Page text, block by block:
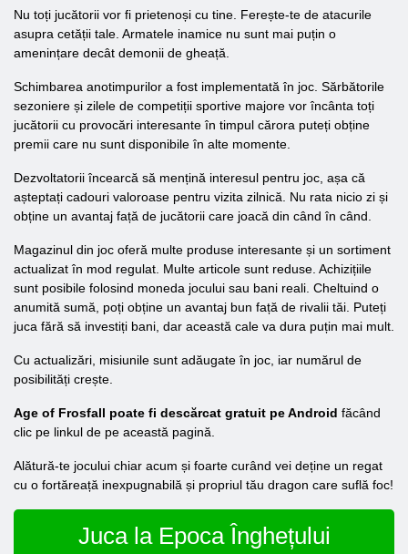
Nu toți jucătorii vor fi prietenoși cu tine. Ferește-te de atacurile
asupra cetății tale. Armatele inamice nu sunt mai puțin o
amenințare decât demonii de gheață.
Schimbarea anotimpurilor a fost implementată în joc. Sărbătorile
sezoniere și zilele de competiții sportive majore vor încânta toți
jucătorii cu provocări interesante în timpul cărora puteți obține
premii care nu sunt disponibile în alte momente.
Dezvoltatorii încearcă să mențină interesul pentru joc, așa că
așteptați cadouri valoroase pentru vizita zilnică. Nu rata nicio zi și
obține un avantaj față de jucătorii care joacă din când în când.
Magazinul din joc oferă multe produse interesante și un sortiment
actualizat în mod regulat. Multe articole sunt reduse. Achizițiile
sunt posibile folosind moneda jocului sau bani reali. Cheltuind o
anumită sumă, poți obține un avantaj bun față de rivalii tăi. Puteți
juca fără să investiți bani, dar această cale va dura puțin mai mult.
Cu actualizări, misiunile sunt adăugate în joc, iar numărul de
posibilități crește.
Age of Frosfall poate fi descărcat gratuit pe Android făcând
clic pe linkul de pe această pagină.
Alătură-te jocului chiar acum și foarte curând vei deține un regat
cu o fortăreață inexpugnabilă și propriul tău dragon care suflă foc!
Juca la Epoca Înghețului